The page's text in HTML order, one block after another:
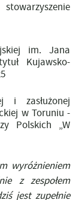
im. Jana
Kujawsko-
i zasłużonej
w Toruniu -
Polskich „W
wyróżnieniem
z zespołem
jest zupełnie